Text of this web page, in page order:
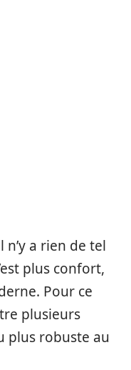
a rien de tel
plus confort,
Pour ce
plusieurs
plus robuste au